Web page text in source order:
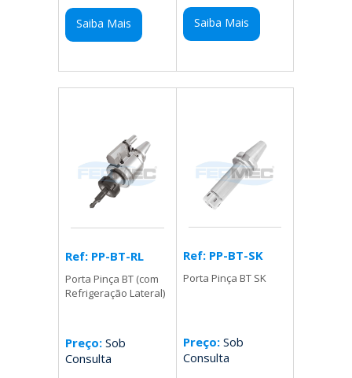
Saiba Mais Saiba Mais
Ref: PP-BT-RL
Porta Pinça BT (com
Refrigeração Lateral)
Preço: Sob
Consulta
Ref: PP-BT-SK
Porta Pinça BT SK
Preço:Sob
Consulta